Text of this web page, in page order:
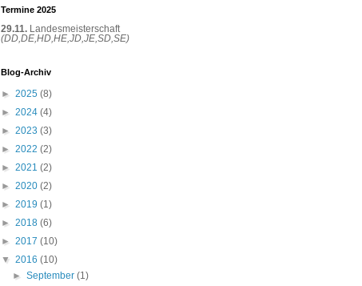
Termine 2025
29.11. Landesmeisterschaft
(DD,DE,HD,HE,JD,JE,SD,SE)
Blog-Archiv
► 2025 (8)
► 2024 (4)
► 2023 (3)
► 2022 (2)
► 2021 (2)
► 2020 (2)
► 2019 (1)
► 2018 (6)
► 2017 (10)
▼ 2016 (10)
►September(1)